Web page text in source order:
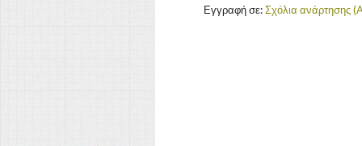
Εγγραφή σε:Σχόλια ανάρτησης